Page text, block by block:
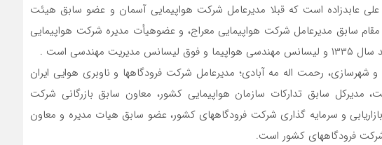
علی عابدزاده است که قبلا مدیرعامل شرکت هواپیمایی آسمان و عضو سابق هیئت
سابق مدیرعامل شرکت هواپیمایی معراج، و عضوهیأت مدیره شرکت هواپیمایی
است .
و شهرسازی، رحمت اله مه آبادی؛ مدیرعامل شرکت فرودگاهها و ناوبری هوایی ایران
مدیریت، مدیرکل سابق تدارکات سازمان هواپیمایی کشور، معاون سابق بازرگانی شرکت
و سرمایه گذاری شرکت فرودگاههای کشور، عضو سابق هیات مدیره و معاون
فرودگاههای کشور است.